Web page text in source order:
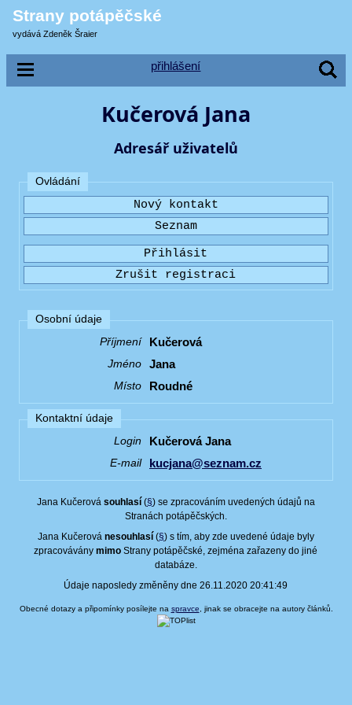
Strany potápěčské
vydává Zdeněk Šraier
přihlášení
Kučerová Jana
Adresář uživatelů
Ovládání
Osobní údaje
Příjmení
Kučerová
Jméno Jana
Místo Roudné
Kontaktní údaje
Login
Kučerová Jana
E-mail kucjana@seznam.cz
Jana Kučerová souhlasí(§) se zpracováním uvedených údajů na
Stranách potápěčských.
Jana Kučerová nesouhlasí(§) s tím, aby zde uvedené údaje byly
zpracováványmimo Strany potápěčské, zejména zařazeny do jiné
databáze.
Údaje naposledy změněny dne 26.11.2020 20:41:49
Obecné dotazy a připomínky posílejte na spravce , jinak se obracejte na autory článků.